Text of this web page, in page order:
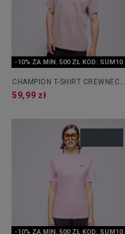
-10% ZA MIN. 500 ZŁ KOD: SUM10
CHAMPION T-SHIRT CREWNECK
TEE
59,99 zł
-10% ZA MIN. 500 ZŁ KOD: SUM10